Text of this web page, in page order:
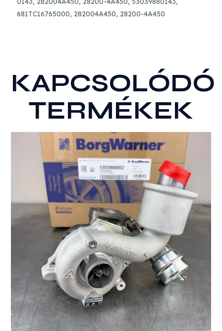
mennyiség
681TC16765000, 282004A450, 28200-4A450
KAPCSOLÓDÓ
TERMÉKEK